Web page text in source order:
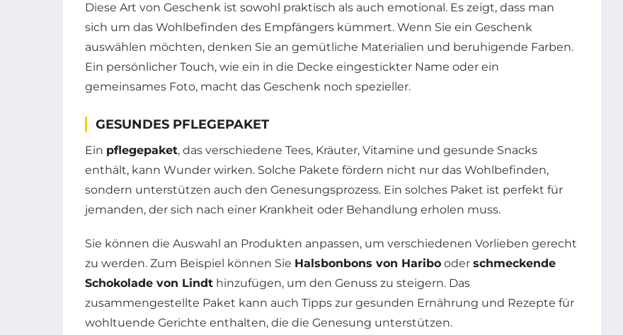
Diese Art von Geschenk ist sowohl praktisch als auch emotional. Es zeigt, dass man
sich um das Wohlbefinden des Empfängers kümmert. Wenn Sie ein Geschenk
auswählen möchten, denken Sie an gemütliche Materialien und beruhigende Farben.
Ein persönlicher Touch, wie ein in die Decke eingestickter Name oder ein
gemeinsames Foto, macht das Geschenk noch spezieller.
GESUNDES PFLEGEPAKET
Ein pflegepaket, das verschiedene Tees, Kräuter, Vitamine und gesunde Snacks
enthält, kann Wunder wirken. Solche Pakete fördern nicht nur das Wohlbefinden,
sondern unterstützen auch den Genesungsprozess. Ein solches Paket ist perfekt für
jemanden, der sich nach einer Krankheit oder Behandlung erholen muss.
Sie können die Auswahl an Produkten anpassen, um verschiedenen Vorlieben gerecht
zu werden. Zum Beispiel können Sie Halsbonbons von Haribo oder schmeckende
Schokolade von Lindt hinzufügen, um den Genuss zu steigern. Das
zusammengestellte Paket kann auch Tipps zur gesunden Ernährung und Rezepte für
wohltuende Gerichte enthalten, die die Genesung unterstützen.